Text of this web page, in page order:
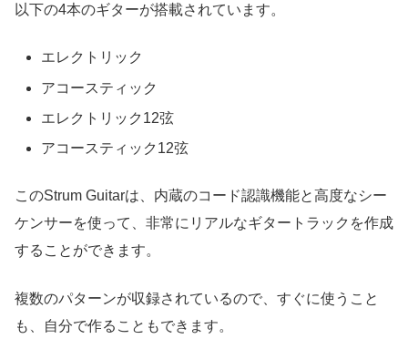
以下の4本のギターが搭載されています。
エレクトリック
アコースティック
エレクトリック12弦
アコースティック12弦
このStrum Guitarは、内蔵のコード認識機能と高度なシー
ケンサーを使って、非常にリアルなギタートラックを作成
することができます。
複数のパターンが収録されているので、すぐに使うこと
も、自分で作ることもできます。